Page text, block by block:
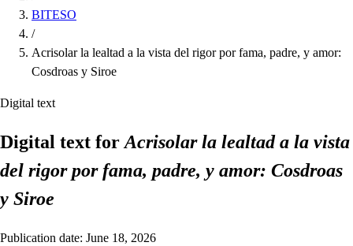
BITESO
/
Acrisolar la lealtad a la vista del rigor por fama, padre, y amor:
Cosdroas y Siroe
Digital text
Digital text forAcrisolar la lealtad a la vista
del rigor por fama, padre, y amor: Cosdroas
y Siroe
Publication date: June 18, 2026